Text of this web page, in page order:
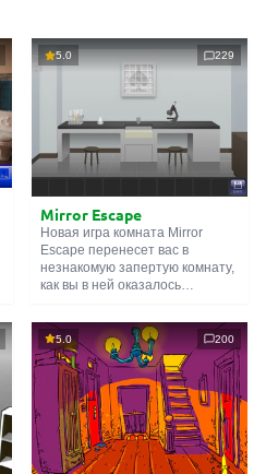
5.0 229
Mirror Escape
Новая игра комната Mirror
Escape перенесет вас в
незнакомую запертую комнату,
как вы в ней оказалось
смекалки попробуйте решить
все, приготовленные авторами
для вас, головоломки и найти
выход на свободу.
Внимательно осмотрите
помещение, возможно вы
сможете найти какие-нибудь
подсказки. Желаем удачи!
5.0 200